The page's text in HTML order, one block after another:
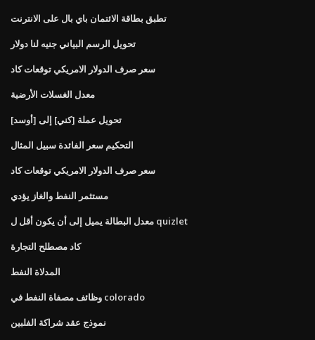
تطبق بطاقة الائتمان باي بال على الانترنت
تحويل الرسم البياني جنيه لنا دولار
سعر صرف الدولار الامريكي توقعات كاد
معدل الغسلات الأرضية
تحويل عملة [كني] إلى [أوسد]
التحكيم سعر الفائدة سبيل المثال
سعر صرف الدولار الامريكي توقعات كاد
مستثمر النفط والغاز يؤدي
معدل البطالة يميل إلى أن يكون أقل ل quizlet
كاد مصطلح التجارة
المدلاة النفط
وظائف مصفاة النفط في colorado
نموذج عقد شراكة الفلبين